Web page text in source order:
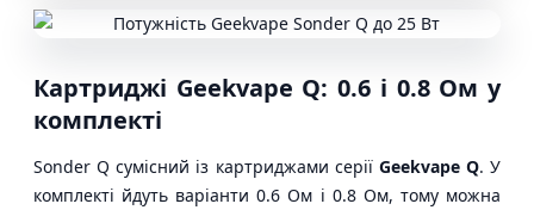
Картриджі Geekvape Q: 0.6 і 0.8 Ом у
комплекті
Sonder Q сумісний із картриджами серії Geekvape Q. У
комплекті йдуть варіанти 0.6 Ом і 0.8 Ом, тому можна